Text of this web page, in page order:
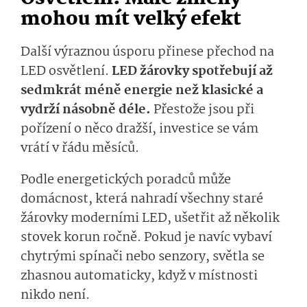
mohou mít velký efekt
Další výraznou úsporu přinese přechod na
LED osvětlení. LED žárovky spotřebují až
sedmkrát méně energie než klasické a
vydrží násobně déle. Přestože jsou při
pořízení o něco dražší, investice se vám
vrátí v řádu měsíců.
Podle energetických poradců může
domácnost, která nahradí všechny staré
žárovky moderními LED, ušetřit až několik
stovek korun ročně. Pokud je navíc vybaví
chytrými spínači nebo senzory, světla se
zhasnou automaticky, když v místnosti
nikdo není.